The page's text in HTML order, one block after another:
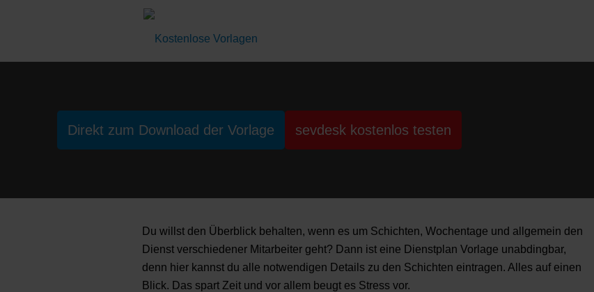
Direkt zum Download der Vorlage sevdesk kostenlos testen
Du willst den Überblick behalten, wenn es um Schichten, Wochentage und allgemein den
Dienst verschiedener Mitarbeiter geht? Dann ist eine Dienstplan Vorlage unabdingbar,
denn hier kannst du alle notwendigen Details zu den Schichten eintragen. Alles auf einen
Blick. Das spart Zeit und vor allem beugt es Stress vor.